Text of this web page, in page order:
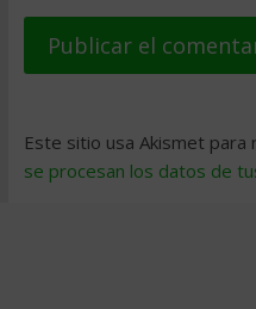
Este sitio usa Akismet para
se procesan los datos de